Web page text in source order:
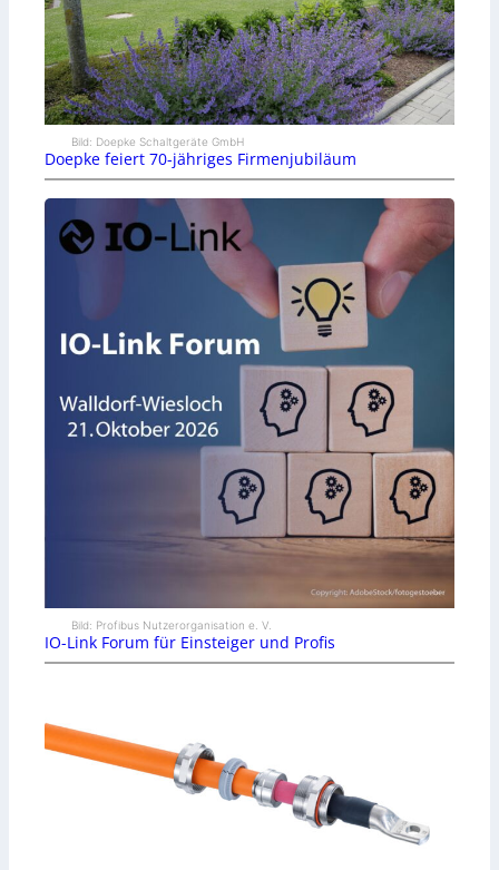
Bild: Doepke Schaltgeräte GmbH
Doepke feiert 70-jähriges Firmenjubiläum
Bild: Profibus Nutzerorganisation e. V.
IO-Link Forum für Einsteiger und Profis